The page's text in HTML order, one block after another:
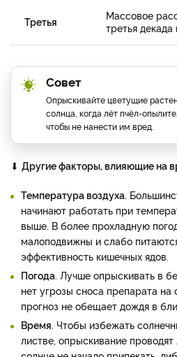
Третья
Массовое
третья декада
Совет
Опрыскивайте цветущие
солнца, когда лёт пчёл-
чтобы не нанести им вред.
⬇ Другие факторы, влияющие на
Температура воздуха.
начинают работать при
выше. В более прохладную
малоподвижны и слабо
эффективность кишечных ядов.
Погода. Лучше опрыскивать в
нет угрозы сноса препарата на
прогноз не обещает дождя в
Время. Чтобы избежать
листве, опрыскивание